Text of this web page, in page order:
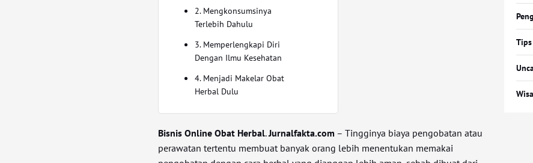
2. Mengkonsumsinya
Terlebih Dahulu
3. Memperlengkapi Diri
Dengan Ilmu Kesehatan
4. Menjadi Makelar Obat
Herbal Dulu
Bisnis Online Obat Herbal.Jurnalfakta.com – Tingginya biaya pengobatan atau
perawatan tertentu membuat banyak orang lebih menentukan memakai
Tips